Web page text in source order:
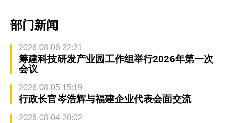
部门新闻
2026-08-06 22:21
筹建科技研发产业园工作组举行2026年第一次
会议
2026-08-05 15:19
行政长官岑浩辉与福建企业代表会面交流
2026-08-04 20:02